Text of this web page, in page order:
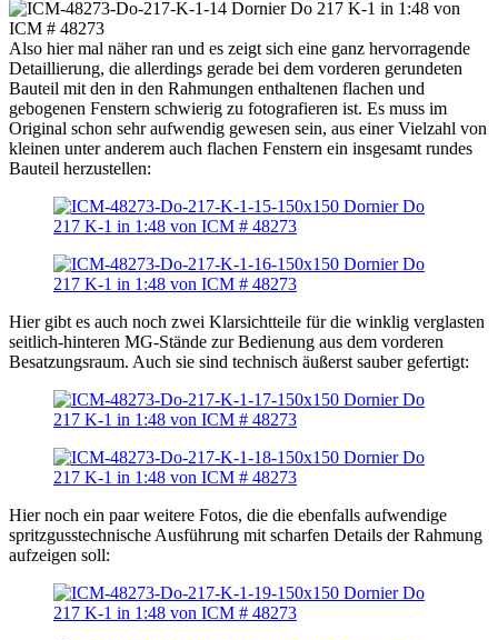
Also hier mal näher ran und es zeigt sich eine ganz hervorragende
Detaillierung, die allerdings gerade bei dem vorderen gerundeten
Bauteil mit den in den Rahmungen enthaltenen flachen und
gebogenen Fenstern schwierig zu fotografieren ist. Es muss im
Original schon sehr aufwendig gewesen sein, aus einer Vielzahl von
kleinen unter anderem auch flachen Fenstern ein insgesamt rundes
Bauteil herzustellen:
Hier gibt es auch noch zwei Klarsichtteile für die winklig verglasten
seitlich-hinteren MG-Stände zur Bedienung aus dem vorderen
Besatzungsraum. Auch sie sind technisch äußerst sauber gefertigt:
Hier noch ein paar weitere Fotos, die die ebenfalls aufwendige
spritzgusstechnische Ausführung mit scharfen Details der Rahmung
aufzeigen soll: